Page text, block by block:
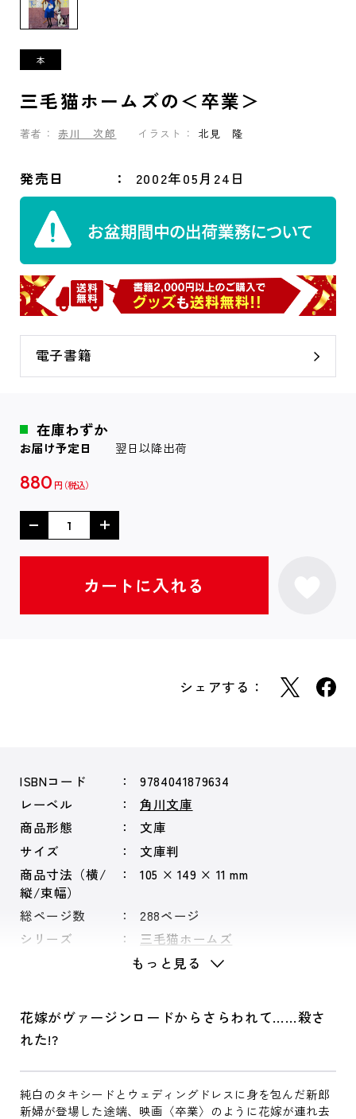
三毛猫ホームズの＜卒業＞
著者： 赤川 次郎 イラスト： 北見 隆
発売日 2002年05月24日
電子書籍
在庫わずか
お届け予定日 翌日以降出荷
880 円
シェアする：
ISBNコード
9784041879634
レーベル
角川文庫
商品形態
文庫
サイズ
文庫判
商品寸法（横/
縦/束幅）
105 × 149 × 11 mm
総ページ数
288ページ
シリーズ
三毛猫ホームズ
もっと見る
花嫁がヴァージンロードからさらわれて……殺さ
れた!?
純白のタキシードとウェディングドレスに身を包んだ新郎
新婦が登場した途端、映画〈卒業〉のように花嫁が連れ去